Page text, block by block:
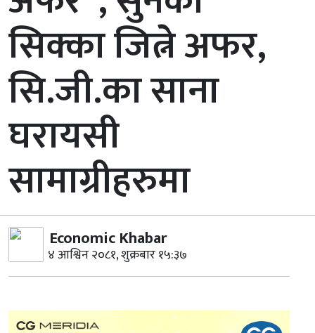
सिक्का जित्ने अफर,
सि.जी.का साना
घरायसी
सामाग्रीहरुमा
Economic Khabar
४ आश्विन २०८१, शुक्रबार १५:३७